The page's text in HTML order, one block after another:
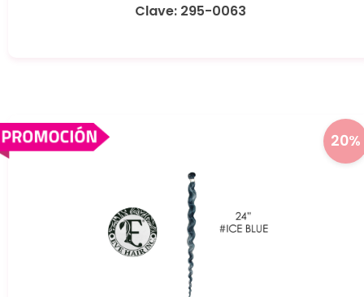
Clave: 295-0063
20%